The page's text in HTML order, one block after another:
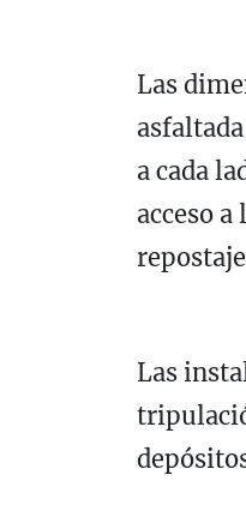
Las
a cada
acceso
Las